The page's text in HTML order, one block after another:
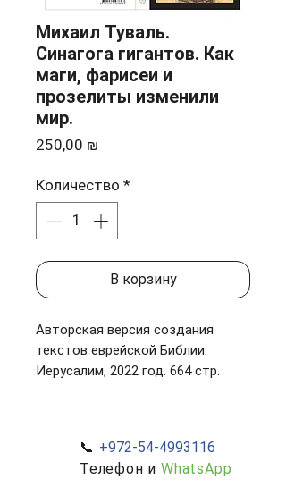
Михаил Туваль.
Синагога гигантов. Как
маги, фарисеи и
прозелиты изменили
мир.
250,00 ₪
Количество *
В корзину
Авторская версия создания
текстов еврейской Библии.
Иерусалим, 2022 год. 664 стр.
📞 +972-54-4993116
Телефон иWhatsApp